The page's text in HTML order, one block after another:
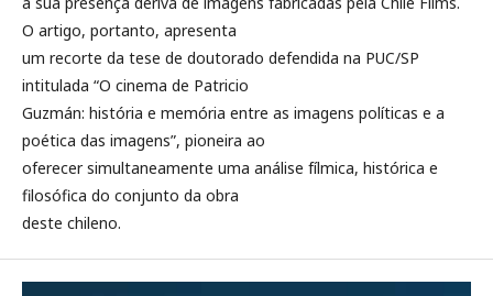
O artigo, portanto, apresenta
um recorte da tese de doutorado defendida na PUC/SP
intitulada “O cinema de Patricio
Guzmán: história e memória entre as imagens políticas e a
poética das imagens”, pioneira ao
oferecer simultaneamente uma análise fílmica, histórica e
filosófica do conjunto da obra
deste chileno.